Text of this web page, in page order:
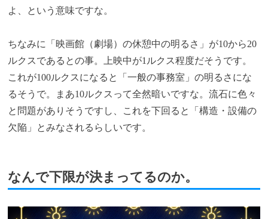
よ、という意味ですな。
ちなみに「映画館（劇場）の休憩中の明るさ」が10から20
ルクスであるとの事。上映中が1ルクス程度だそうです。
これが100ルクスになると「一般の事務室」の明るさにな
るそうで。まあ10ルクスって全然暗いですな。流石に色々
と問題がありそうですし、これを下回ると「構造・設備の
欠陥」とみなされるらしいです。
なんで下限が決まってるのか。